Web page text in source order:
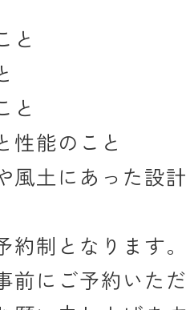
と
と
性能のこと
風土にあった設
約制となります。
前にご予約いた